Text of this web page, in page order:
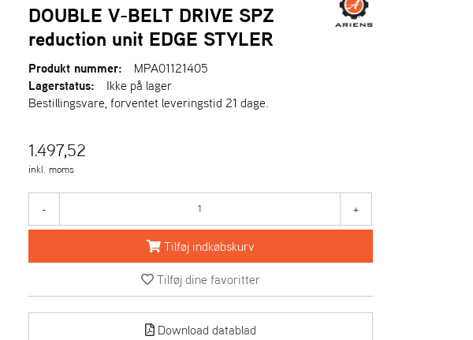
DOUBLE V-BELT DRIVE SPZ
reduction unit EDGE STYLER
Produkt nummer:
MPA01121405
Lagerstatus:
Ikke på lager
Bestillingsvare, forventet leveringstid 21 dage.
1.497,52
inkl. moms
- +
Tilføj indkøbskurv
Tilføj dine favoritter
Download datablad